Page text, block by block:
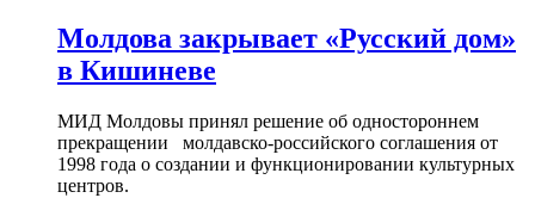
Молдова закрывает «Русский дом»
в Кишиневе
МИД Молдовы принял решение об одностороннем
прекращении молдавско-российского соглашения от
1998 года о создании и функционировании культурных
центров.